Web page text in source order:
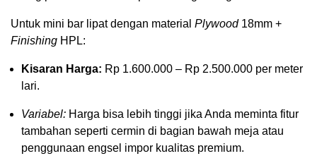
Untuk mini bar lipat dengan material Plywood18mm +
Finishing HPL:
Kisaran Harga: Rp 1.600.000 – Rp 2.500.000 per meter
lari.
Variabel: Harga bisa lebih tinggi jika Anda meminta fitur
tambahan seperti cermin di bagian bawah meja atau
penggunaan engsel impor kualitas premium.